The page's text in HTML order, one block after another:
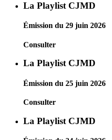
La Playlist CJMD
Émission du 29 juin 2026
Consulter
La Playlist CJMD
Émission du 25 juin 2026
Consulter
La Playlist CJMD